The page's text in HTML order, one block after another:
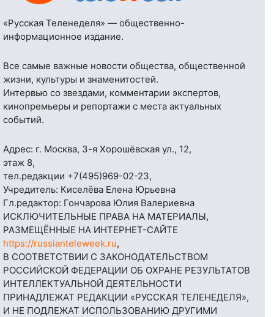
«Русская Теленеделя» — общественно-
информационное издание.
Все самые важные новости общества, общественной
жизни, культуры и знаменитостей.
Интервью со звездами, комментарии экспертов,
кинопремьеры и репортажи с места актуальных
событий.
Адрес: г. Москва, 3-я Хорошёвская ул., 12,
этаж 8,
тел.редакции +7(495)969-02-23,
Учредитель: Киселёва Елена Юрьевна
Гл.редактор: Гончарова Юлия Валериевна
ИСКЛЮЧИТЕЛЬНЫЕ ПРАВА НА МАТЕРИАЛЫ,
РАЗМЕЩЁННЫЕ НА ИНТЕРНЕТ-САЙТЕ
https://russianteleweek.ru,
В СООТВЕТСТВИИ С ЗАКОНОДАТЕЛЬСТВОМ
РОССИЙСКОЙ ФЕДЕРАЦИИ ОБ ОХРАНЕ РЕЗУЛЬТАТОВ
ИНТЕЛЛЕКТУАЛЬНОЙ ДЕЯТЕЛЬНОСТИ
ПРИНАДЛЕЖАТ РЕДАКЦИИ «РУССКАЯ ТЕЛЕНЕДЕЛЯ»,
И НЕ ПОДЛЕЖАТ ИСПОЛЬЗОВАНИЮ ДРУГИМИ